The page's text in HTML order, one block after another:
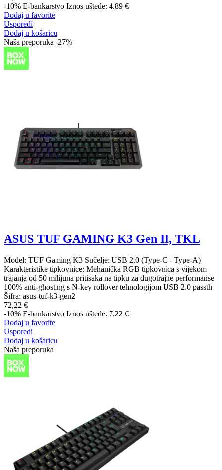
-10% E-bankarstvo Iznos uštede: 4.89 €
Dodaj u favorite
Usporedi
Dodaj u košaricu
Naša preporuka -27%
ASUS TUF GAMING K3 Gen II, TKL
Model: TUF Gaming K3 Sučelje: USB 2.0 (Type-C - Type-A)
Karakteristike tipkovnice: Mehanička RGB tipkovnica s vijekom
trajanja od 50 milijuna pritisaka na tipku za dugotrajne performanse
100% anti-ghosting s N-key rollover tehnologijom USB 2.0 passth
Šifra: asus-tuf-k3-gen2
72,22 €
-10% E-bankarstvo Iznos uštede: 7.22 €
Dodaj u favorite
Usporedi
Dodaj u košaricu
Naša preporuka